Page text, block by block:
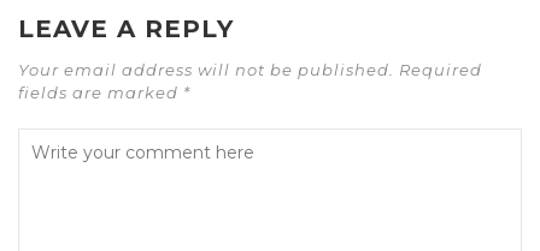
LEAVE A REPLY
Your email address will not be published. Required
fields are marked *